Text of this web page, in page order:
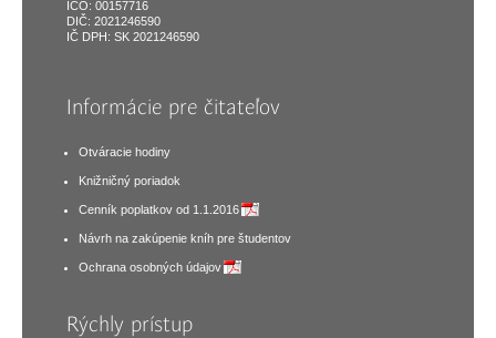
IČO: 00157716
DIČ: 2021246590
IČ DPH: SK 2021246590
Informácie pre čitateľov
Otváracie hodiny
Knižničný poriadok
Cenník poplatkov od 1.1.2016
Návrh na zakúpenie kníh pre študentov
Ochrana osobných údajov
Rýchly prístup